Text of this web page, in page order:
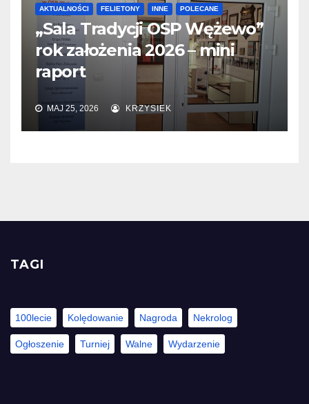
AKTUALNOŚCI FELIETONY INNE POLECANE
„Sala Tradycji OSP Wężewo”
rok założenia 2026 – mini
raport
MAJ 25, 2026 KRZYSIEK
TAGI
100lecie Kolędowanie Nagroda Nekrolog
Ogłoszenie Turniej Walne Wydarzenie